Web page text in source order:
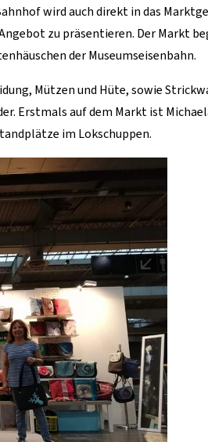
wird auch direkt in das
zu präsentieren. Der
der Museumseisenbahn.
Mützen und Hüte, sowie
Erstmals auf dem Markt ist
im Lokschuppen.